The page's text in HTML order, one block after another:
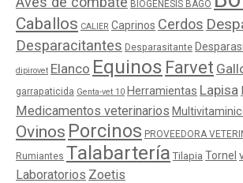
BIOGENESIS BAGO
Caballos CALIER Caprinos Cerdos
Desparacitantes Desparasitante
dipirovet Elanco Equinos Farvet
garrapaticida Genta-vet 10 Herramientas Lapisa
Medicamentos veterinarios
Ovinos Porcinos PROVEEDORA
Rumiantes Talabartería Tilapia Tornel
Laboratorios Zoetis